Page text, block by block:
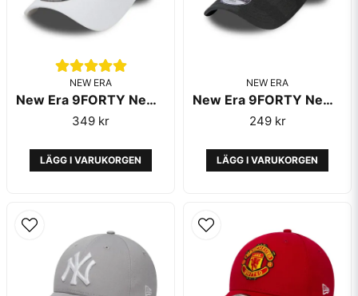
NEW ERA
New Era 9FORTY New York Yankees Essential White
349 kr
LÄGG I VARUKORGEN
NEW ERA
New Era 9FORTY New York Yankees Kids Grey Camo
249 kr
LÄGG I VARUKORGEN